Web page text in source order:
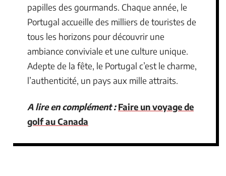
papilles des gourmands. Chaque année, le
Portugal accueille des milliers de touristes de
tous les horizons pour découvrir une
ambiance conviviale et une culture unique.
Adepte de la fête, le Portugal c’est le charme,
l’authenticité, un pays aux mille attraits.
A lire en complément : Faire un voyage de
golf au Canada